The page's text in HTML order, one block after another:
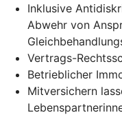
Inklusive
Abwehr von
Vertrags-
Betrieblicher
Mitversichern